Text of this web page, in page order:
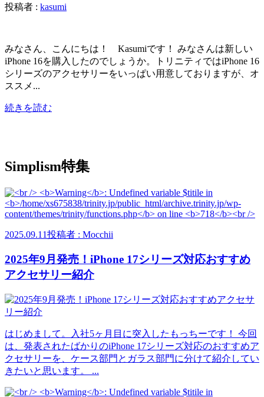
投稿者 : kasumi
みなさん、こんにちは！ Kasumiです！ みなさんは新しい
iPhone 16を購入したのでしょうか。トリニティではiPhone 16
シリーズのアクセサリーをいっぱい用意しておりますが、オ
ススメ...
続きを読む
Simplism特集
2025.09.11投稿者 : Mocchii
2025年9月発売！iPhone 17シリーズ対応おすすめ
アクセサリー紹介
はじめまして。入社5ヶ月目に突入したもっちーです！ 今回
は、発表されたばかりのiPhone 17シリーズ対応のおすすめア
クセサリーを、ケース部門とガラス部門に分けて紹介してい
きたいと思います。 ...